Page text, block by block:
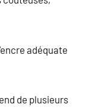
adéquate
de plusieurs